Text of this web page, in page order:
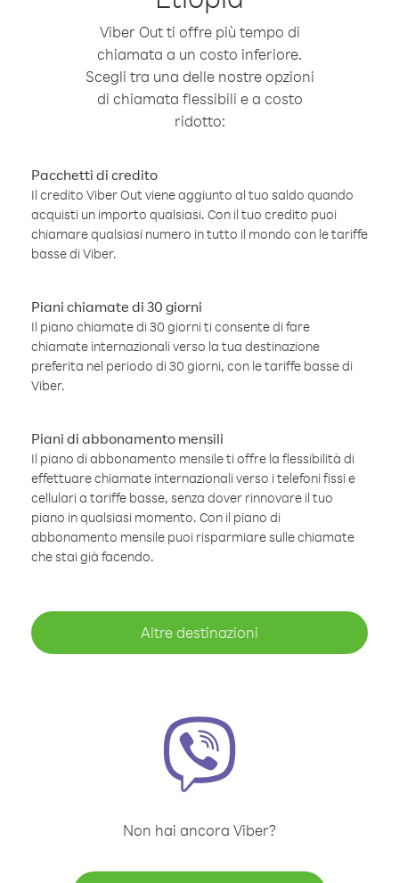
Viber Out ti offre più tempo di
chiamata a un costo inferiore.
Scegli tra una delle nostre opzioni
di chiamata flessibili e a costo
ridotto:
Pacchetti di credito
Il credito Viber Out viene aggiunto al tuo saldo quando
acquisti un importo qualsiasi. Con il tuo credito puoi
chiamare qualsiasi numero in tutto il mondo con le tariffe
basse di Viber.
Piani chiamate di 30 giorni
Il piano chiamate di 30 giorni ti consente di fare
chiamate internazionali verso la tua destinazione
preferita nel periodo di 30 giorni, con le tariffe basse di
Viber.
Piani di abbonamento mensili
Il piano di abbonamento mensile ti offre la flessibilità di
effettuare chiamate internazionali verso i telefoni fissi e
cellulari a tariffe basse, senza dover rinnovare il tuo
piano in qualsiasi momento. Con il piano di
abbonamento mensile puoi risparmiare sulle chiamate
che stai già facendo.
Altre destinazioni
Non hai ancora Viber?